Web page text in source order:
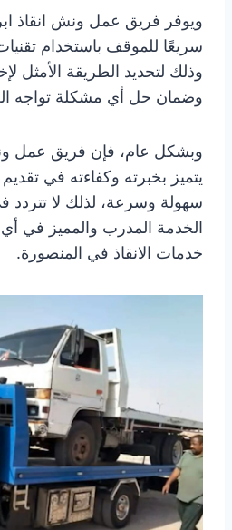
ويوفر فريق عمل ونش انقاذ
سريعًا للموقف باستخدام
وذلك لتحديد الطريقة الأمثل
وضمان حل أي مشكلة تواجه
وبشكل عام، فإن فريق عمل
يتميز بخبرته وكفاءته في
سهولة وسرعة، لذلك لا تتردد
الخدمة المدرب والمميز في
خدمات الانقاذ في المنصورة.